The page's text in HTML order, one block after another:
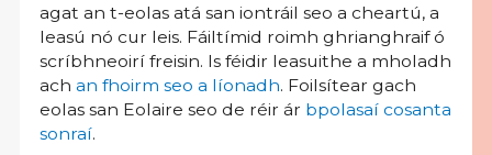
agat an t-eolas atá san iontráil seo a cheartú, a
leasú nó cur leis. Fáiltímid roimh ghrianghraif ó
scríbhneoirí freisin. Is féidir leasuithe a mholadh
ach an fhoirm seo a líonadh. Foilsítear gach
eolas san Eolaire seo de réir ár bpolasaí cosanta
sonraí.